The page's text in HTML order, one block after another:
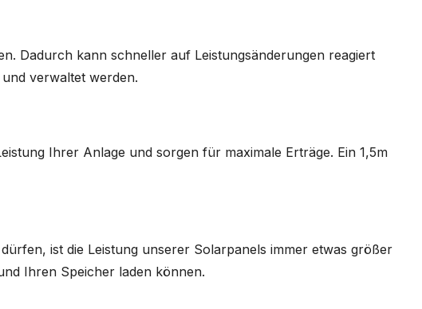
Dadurch kann schneller auf Leistungsänderungen reagiert
verwaltet werden.
Ihrer Anlage und sorgen für maximale Erträge. Ein 1,5m
ist die Leistung unserer Solarpanels immer etwas größer
Ihren Speicher laden können.